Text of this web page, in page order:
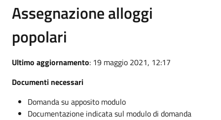
Assegnazione alloggi
popolari
Ultimo aggiornamento: 19 maggio 2021, 12:17
Documenti necessari
Domanda su apposito modulo
Documentazione indicata sul modulo di domanda